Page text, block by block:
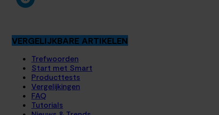
VERGELIJKBARE ARTIKELEN
Trefwoorden
Start met Smart
Producttests
Vergelijkingen
FAQ
Tutorials